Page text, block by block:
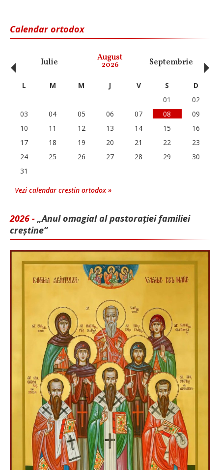
Calendar ortodox
Iulie August
2026 Septembrie
‹ L M M J V S
D
01
02
03
04 05 06 07 08
09
10
11 12 13 14 15
16
17
18 19 20 21 22
23
24
25 26 27 28 29
30
31
Vezi calendar crestin ortodox »
2026 - „Anul omagial al pastorației familiei
creștine”